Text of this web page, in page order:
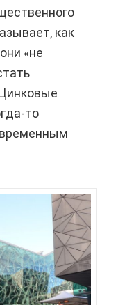
как
«не
то